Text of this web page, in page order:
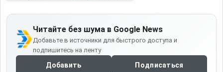
Читайте без шума в Google News
Добавьте в источники для быстрого доступа и
подпишитесь на ленту
Добавить Подписаться